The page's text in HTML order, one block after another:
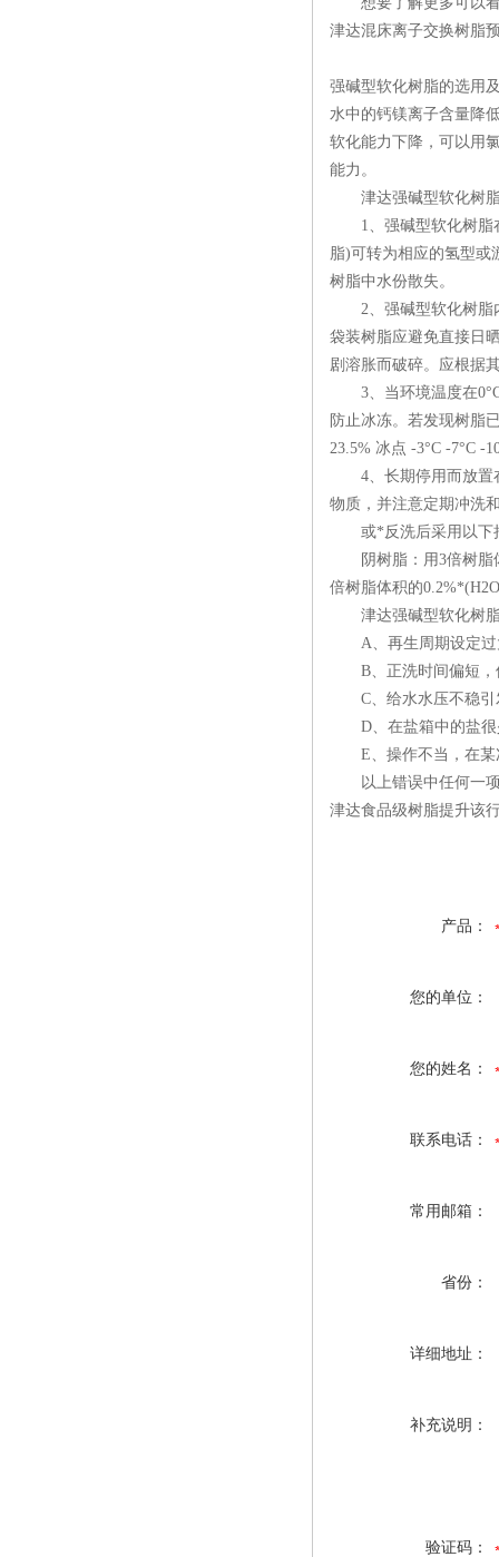
津达混床离子交换树脂
强碱型软化树脂的选用
水中的钙镁离子含量降
软化能力下降，可以用
能力。
津达强碱型软化树脂
1、强碱型软化树脂在
脂)可转为相应的氢型或
树脂中水份散失。
2、强碱型软化树脂内
袋装树脂应避免直接日
剧溶胀而破碎。应根据
3、当环境温度在0°C
防止冰冻。若发现树脂
23.5% 冰点 -3°C -7°C -
4、长期停用而放置在
物质，并注意定期冲洗
或*反洗后采用以下
阴树脂：用3倍树脂体
倍树脂体积的
津达强碱型软化树脂
A、再生周期设定过
B、正洗时间偏短，
C、给水水压不稳引
D、在盐箱中的盐很
E、操作不当，在某
以上错误中任何一项
津达食品级树脂提升该
产品：
您的单位：
您的姓名：
联系电话：
常用邮箱：
省份：
详细地址：
补充说明：
验证码：